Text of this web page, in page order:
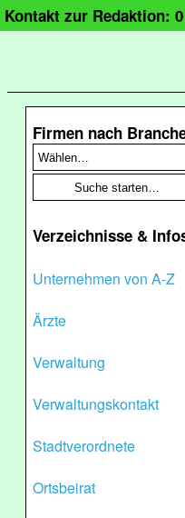
Kontakt zur Redaktion: 0
Firmen nach
Verzeichnisse &
Unternehmen von A-Z
Ärzte
Verwaltung
Verwaltungskontakt
Stadtverordnete
Ortsbeirat